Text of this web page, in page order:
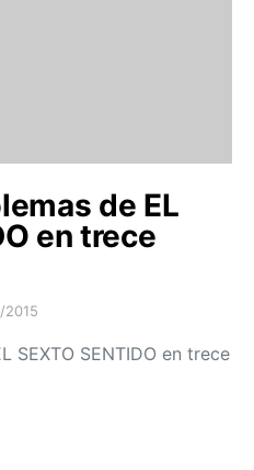
de EL
en trece
SEXTO SENTIDO en trece